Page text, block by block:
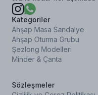
Kategoriler
Ahşap Masa Sandalye
Ahşap Oturma Grubu
Şezlong Modelleri
Minder & Çanta
Sözleşmeler